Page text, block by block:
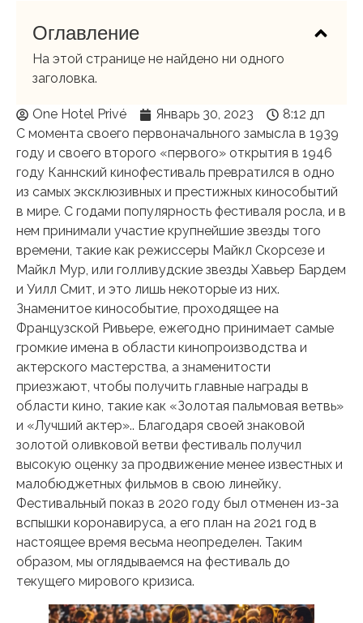
Оглавление
На этой странице не найдено ни одного
заголовка.
One Hotel Privé Январь 30, 2023
8:12 дп
С момента своего первоначального замысла в 1939
году и своего второго «первого» открытия в 1946
году Каннский кинофестиваль превратился в одно
из самых эксклюзивных и престижных кинособытий
в мире. С годами популярность фестиваля росла, и в
нем принимали участие крупнейшие звезды того
времени, такие как режиссеры Майкл Скорсезе и
Майкл Мур, или голливудские звезды Хавьер Бардем
и Уилл Смит, и это лишь некоторые из них.
Знаменитое кинособытие, проходящее на
Французской Ривьере, ежегодно принимает самые
громкие имена в области кинопроизводства и
актерского мастерства, а знаменитости
приезжают, чтобы получить главные награды в
области кино, такие как «Золотая пальмовая ветвь»
и «Лучший актер».. Благодаря своей знаковой
золотой оливковой ветви фестиваль получил
высокую оценку за продвижение менее известных и
малобюджетных фильмов в свою линейку.
Фестивальный показ в 2020 году был отменен из-за
вспышки коронавируса, а его план на 2021 год в
настоящее время весьма неопределен. Таким
образом, мы оглядываемся на фестиваль до
текущего мирового кризиса.